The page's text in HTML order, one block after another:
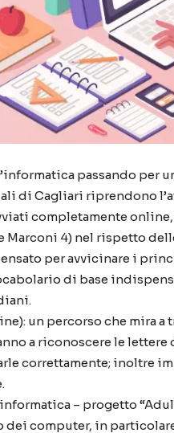
passando per
di Cagliari riprendono
completamente
Marconi 4) nel rispetto
per avvicinare i
di base
un percorso che mira
a riconoscere le lettere
correttamente; inoltre
– progetto
dei computer, in